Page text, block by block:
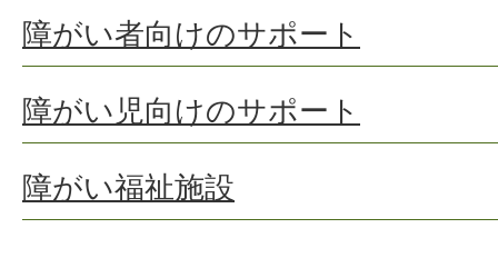
障がい者向けのサポート
障がい児向けのサポート
障がい福祉施設